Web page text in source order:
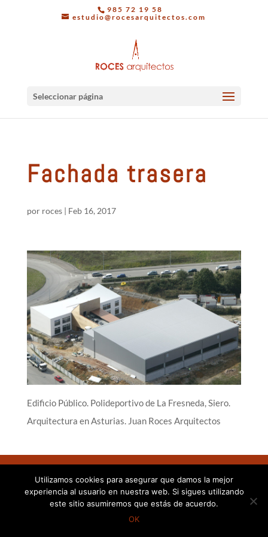
985 72 19 58
estudio@rocesarquitectos.com
Seleccionar página
Fachada trasera
por roces| Feb 16, 2017
Edificio Público. Polideportivo de La Fresneda, Siero.
Arquitectura en Asturias. Juan Roces Arquitectos
©Juan Roces Arquitectos, 2021
Utilizamos cookies para asegurar que damos la mejor
experiencia al usuario en nuestra web. Si sigues utilizando
este sitio asumiremos que estás de acuerdo.
OK